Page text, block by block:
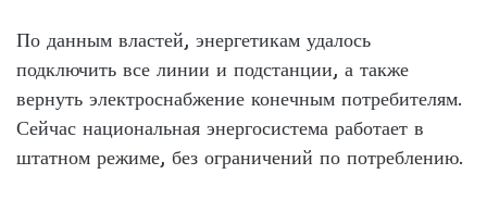
По данным властей, энергетикам удалось
подключить все линии и подстанции, а также
вернуть электроснабжение конечным потребителям.
Сейчас национальная энергосистема работает в
штатном режиме, без ограничений по потреблению.